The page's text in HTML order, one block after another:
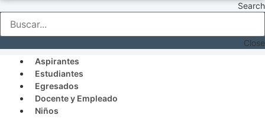
Search
Close
Aspirantes
Estudiantes
Egresados
Docente y Empleado
Niños